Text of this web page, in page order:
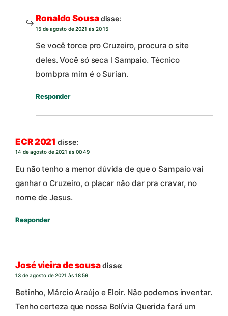
Ronaldo Sousadisse:
15 de agosto de 2021 às 20:15
Se você torce pro Cruzeiro, procura o site
deles. Você só seca l Sampaio. Técnico
bombpra mim é o Surian.
Responder
ECR 2021 disse:
14 de agosto de 2021 às 00:49
Eu não tenho a menor dúvida de que o Sampaio vai
ganhar o Cruzeiro, o placar não dar pra cravar, no
nome de Jesus.
Responder
José vieira de sousadisse:
13 de agosto de 2021 às 18:59
Betinho, Márcio Araújo e Eloir. Não podemos inventar.
Tenho certeza que nossa Bolívia Querida fará um